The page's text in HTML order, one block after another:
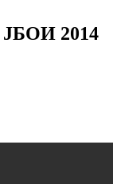
ЈБОИ 2014